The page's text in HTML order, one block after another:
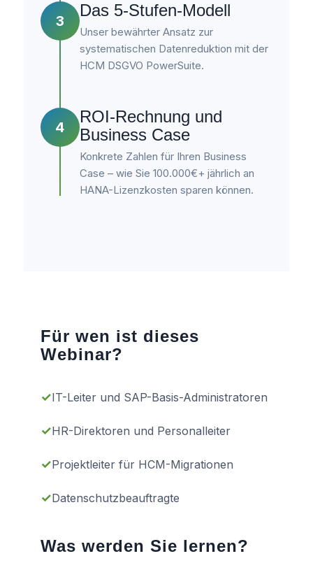
3
Das 5-Stufen-Modell
Unser bewährter Ansatz zur
systematischen Datenreduktion mit der
HCM DSGVO PowerSuite.
4
ROI-Rechnung und
Business Case
Konkrete Zahlen für Ihren Business
Case – wie Sie 100.000€+ jährlich an
HANA-Lizenzkosten sparen können.
Für wen ist dieses
Webinar?
✓IT-Leiter und SAP-Basis-Administratoren
✓HR-Direktoren und Personalleiter
✓Projektleiter für HCM-Migrationen
✓Datenschutzbeauftragte
Was werden Sie lernen?